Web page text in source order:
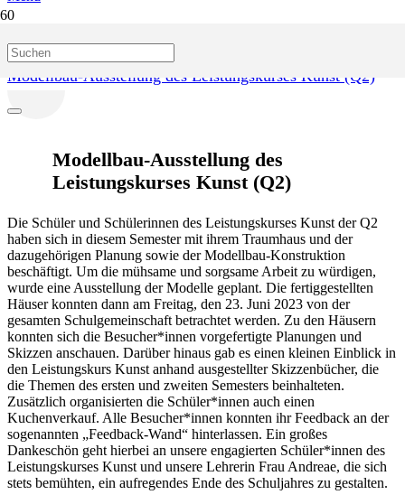
Blog
Modellbau-Ausstellung des Leistungskurses Kunst (Q2)
Modellbau-Ausstellung des
Leistungskurses Kunst (Q2)
Die Schüler und Schülerinnen des Leistungskurses Kunst der Q2
haben sich in diesem Semester mit ihrem Traumhaus und der
dazugehörigen Planung sowie der Modellbau-Konstruktion
beschäftigt. Um die mühsame und sorgsame Arbeit zu würdigen,
wurde eine Ausstellung der Modelle geplant. Die fertiggestellten
Häuser konnten dann am Freitag, den 23. Juni 2023 von der
gesamten Schulgemeinschaft betrachtet werden. Zu den Häusern
konnten sich die Besucher*innen vorgefertigte Planungen und
Skizzen anschauen. Darüber hinaus gab es einen kleinen Einblick in
den Leistungskurs Kunst anhand ausgestellter Skizzenbücher, die
die Themen des ersten und zweiten Semesters beinhalteten.
Zusätzlich organisierten die Schüler*innen auch einen
Kuchenverkauf. Alle Besucher*innen konnten ihr Feedback an der
sogenannten „Feedback-Wand“ hinterlassen. Ein großes
Dankeschön geht hierbei an unsere engagierten Schüler*innen des
Leistungskurses Kunst und unsere Lehrerin Frau Andreae, die sich
stets bemühten, ein aufregendes Ende des Schuljahres zu gestalten.